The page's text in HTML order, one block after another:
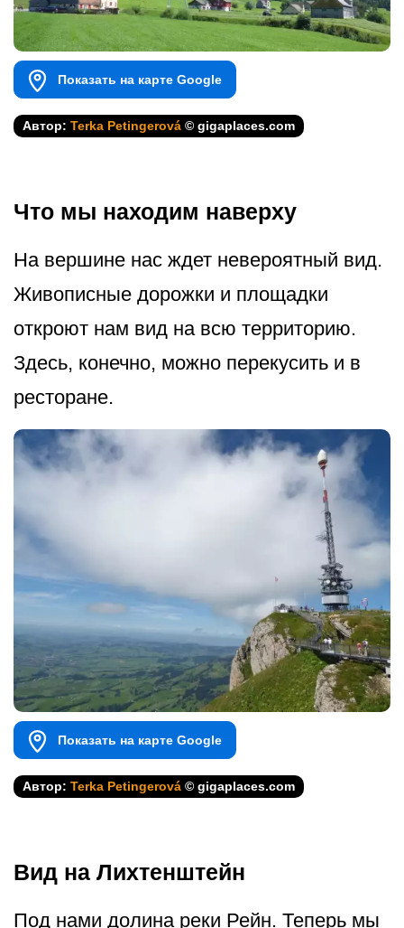
Показать на карте Google
Автор: Terka Petingerová © gigaplaces.com
Что мы находим наверху
На вершине нас ждет невероятный вид.
Живописные дорожки и площадки
откроют нам вид на всю территорию.
Здесь, конечно, можно перекусить и в
ресторане.
Показать на карте Google
Автор: Terka Petingerová © gigaplaces.com
Вид на Лихтенштейн
Под нами долина реки Рейн. Теперь мы